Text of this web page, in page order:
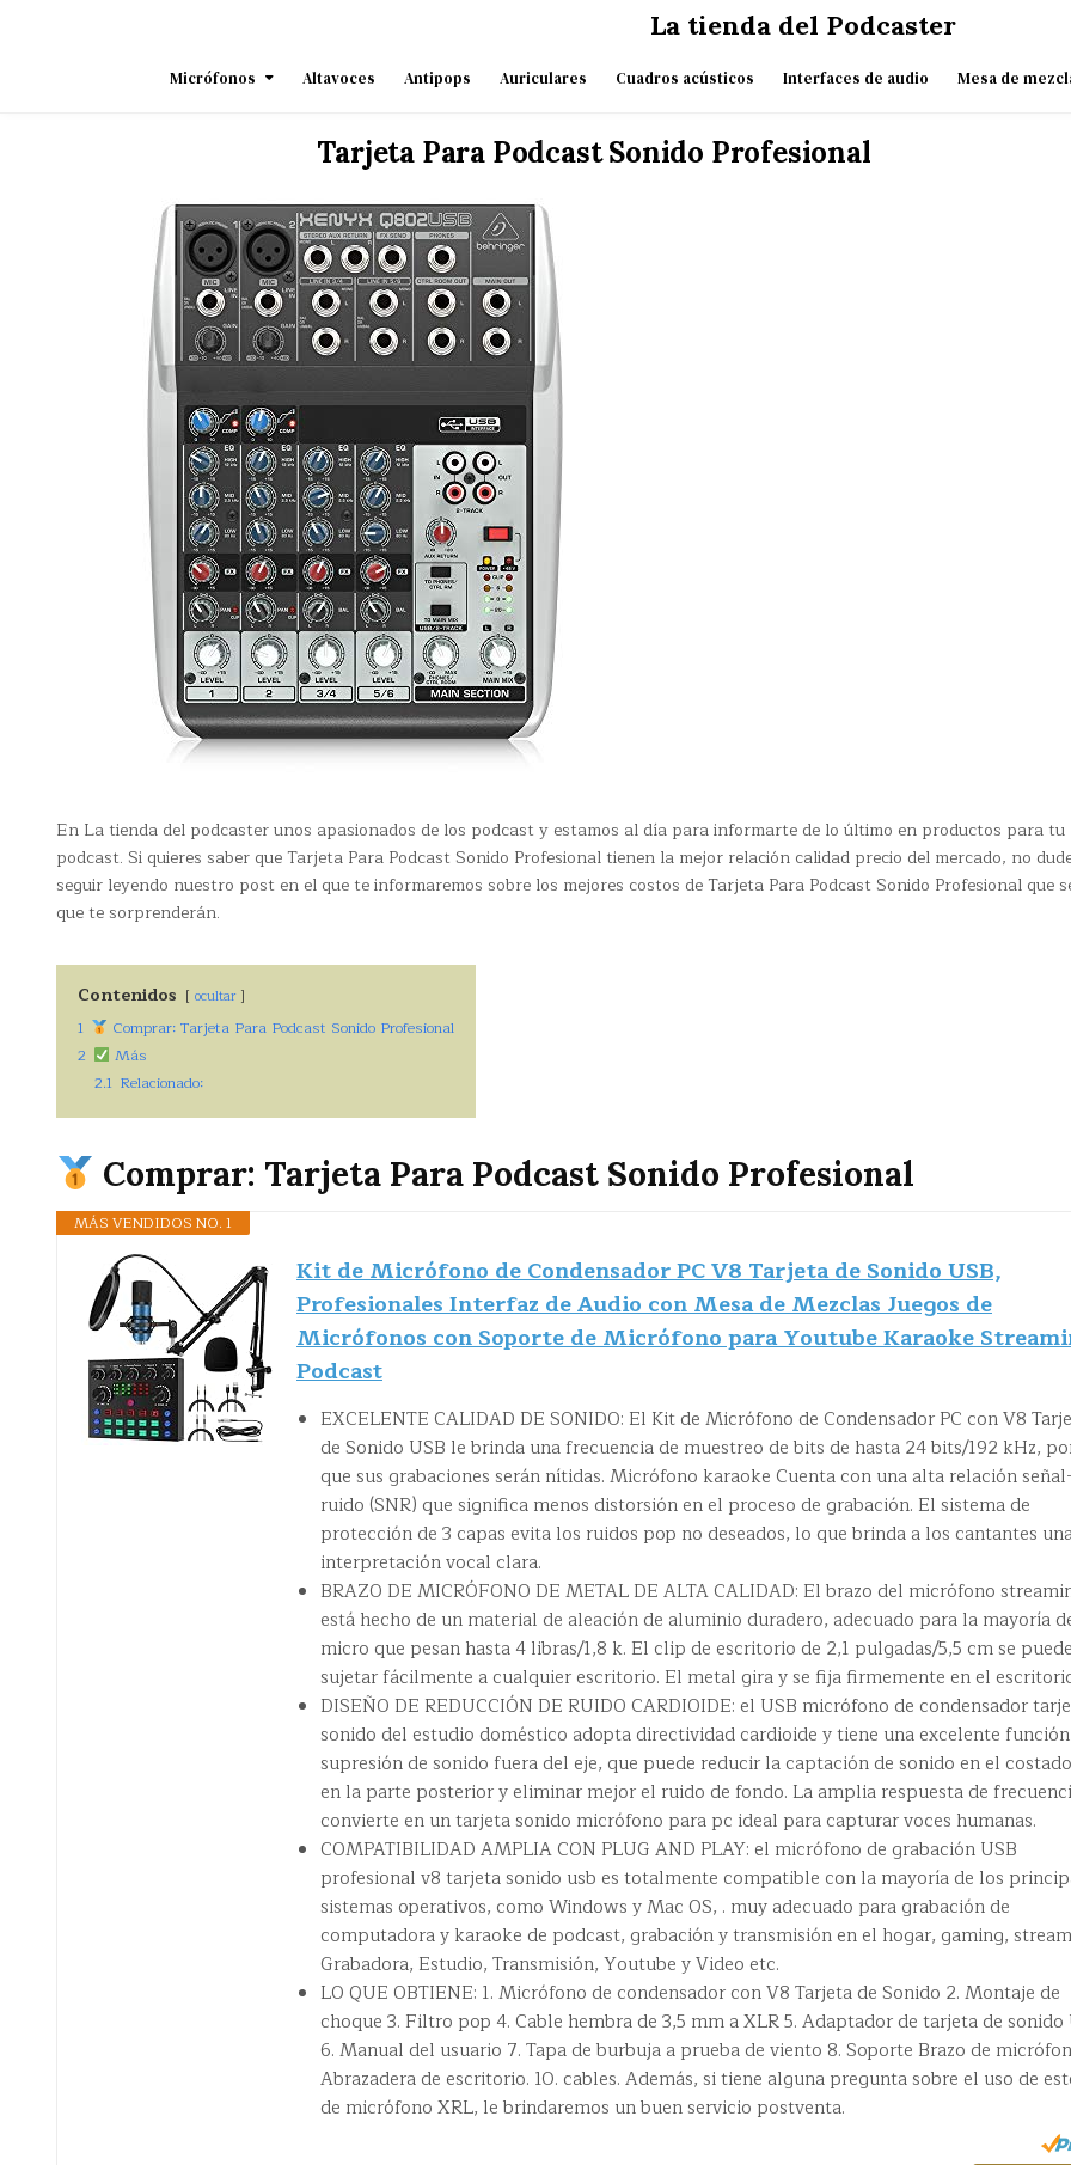
La tienda del Podcaster
Micrófonos Altavoces Antipops Auriculares Cuadros acústicos Interfaces de audio Mesa de
Tarjeta Para Podcast Sonido Profesional
En La tienda del podcaster unos apasionados de los podcast y estamos al día para informarte de lo último en productos para tu
podcast. Si quieres saber que Tarjeta Para Podcast Sonido Profesional tienen la mejor relación calidad precio del mercado, no
seguir leyendo nuestro post en el que te informaremos sobre los mejores costos de Tarjeta Para Podcast Sonido Profesional que
que te sorprenderán.
Contenidos ocultar
1
Comprar: Tarjeta Para Podcast Sonido Profesional
2
Más
2.1 Relacionado:
Comprar: Tarjeta Para Podcast Sonido Profesional
MÁS VENDIDOS NO. 1
Kit de Micrófono de Condensador PC V8 Tarjeta de Sonido USB,
Profesionales Interfaz de Audio con Mesa de Mezclas Juegos de
Micrófonos con Soporte de Micrófono para Youtube Karaoke
Podcast
EXCELENTE CALIDAD DE SONIDO: El Kit de Micrófono de Condensador PC con V8
de Sonido USB le brinda una frecuencia de muestreo de bits de hasta 24 bits/192 kHz,
que sus grabaciones serán nítidas. Micrófono karaoke Cuenta con una alta relación señal-
ruido (SNR) que significa menos distorsión en el proceso de grabación. El sistema de
protección de 3 capas evita los ruidos pop no deseados, lo que brinda a los cantantes
interpretación vocal clara.
BRAZO DE MICRÓFONO DE METAL DE ALTA CALIDAD: El brazo del micrófono
está hecho de un material de aleación de aluminio duradero, adecuado para la mayoría
micro que pesan hasta 4 libras/1,8 k. El clip de escritorio de 2,1 pulgadas/5,5 cm se puede
sujetar fácilmente a cualquier escritorio. El metal gira y se fija firmemente en el
DISEÑO DE REDUCCIÓN DE RUIDO CARDIOIDE: el USB micrófono de condensador
sonido del estudio doméstico adopta directividad cardioide y tiene una excelente
supresión de sonido fuera del eje, que puede reducir la captación de sonido en el
en la parte posterior y eliminar mejor el ruido de fondo. La amplia respuesta de
convierte en un tarjeta sonido micrófono para pc ideal para capturar voces humanas.
COMPATIBILIDAD AMPLIA CON PLUG AND PLAY: el micrófono de grabación USB
profesional v8 tarjeta sonido usb es totalmente compatible con la mayoría de los
sistemas operativos, como Windows y Mac OS, . muy adecuado para grabación de
computadora y karaoke de podcast, grabación y transmisión en el hogar, gaming,
Grabadora, Estudio, Transmisión, Youtube y Video etc.
LO QUE OBTIENE: 1. Micrófono de condensador con V8 Tarjeta de Sonido 2. Montaje de
choque 3. Filtro pop 4. Cable hembra de 3,5 mm a XLR 5. Adaptador de tarjeta de sonido
6. Manual del usuario 7. Tapa de burbuja a prueba de viento 8. Soporte Brazo de
Abrazadera de escritorio. 10. cables. Además, si tiene alguna pregunta sobre el uso de
de micrófono XRL, le brindaremos un buen servicio postventa.